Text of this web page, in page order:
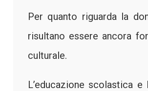
Per quanto riguarda la
risultano essere ancora
culturale.
L’educazione scolastica